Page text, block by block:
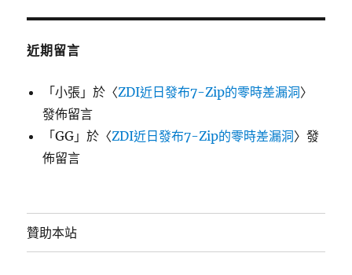
近期留言
「小張 」於〈ZDI近日發布7-Zip的零時差漏洞〉
發佈留言
「GG 」於〈ZDI近日發布7-Zip的零時差漏洞〉發
佈留言
贊助本站